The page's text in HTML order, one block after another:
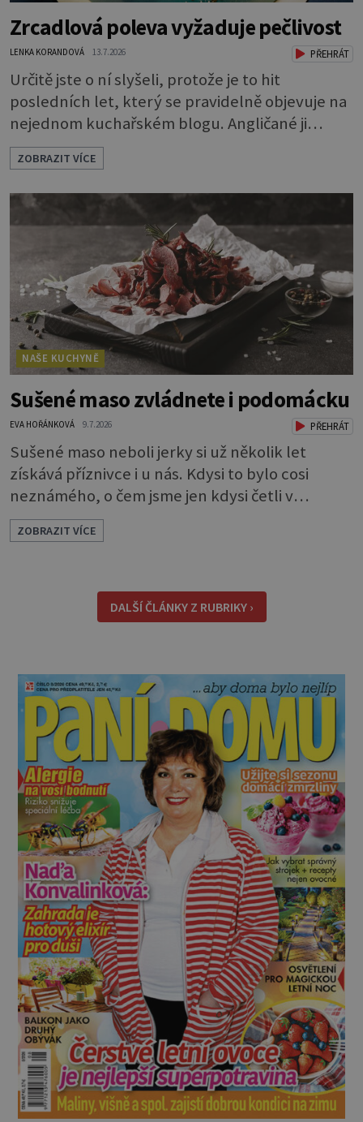
Zrcadlová poleva vyžaduje pečlivost
LENKA KORANDOVÁ 13.7.2026 PŘEHRÁT
Určitě jste o ní slyšeli, protože je to hit
posledních let, který se pravidelně objevuje na
nejednom kuchařském blogu. Angličané ji
nazývají mirror glaze, tedy zrcadlová poleva, a
opravdu se jako zrcadlo blyští. Pokud vás
napadlo, že byste si ji také rádi zkusili, klidně se
do toho dejte. A jaký že zázrak způsobí, že
vytvoříte takový lesk? Vlastně je to jednoduché.
Dort musíte před politím pár
ZOBRAZIT VÍCE
NAŠE KUCHYNĚ
Sušené maso zvládnete i podomácku
EVA HOŘÁNKOVÁ 9.7.2026 PŘEHRÁT
Sušené maso neboli jerky si už několik let
získává příznivce i u nás. Kdysi to bylo cosi
neznámého, o čem jsme jen kdysi četli v
knihách o americkém západě. Dneska si je
můžeme klidně koupit, ale také, což je ještě
během dne a určitě se vám hodí na výletě,
protože v batohu nezabere téměř žádné místo
ZOBRAZIT VÍCE
DALŠÍ ČLÁNKY Z RUBRIKY ›